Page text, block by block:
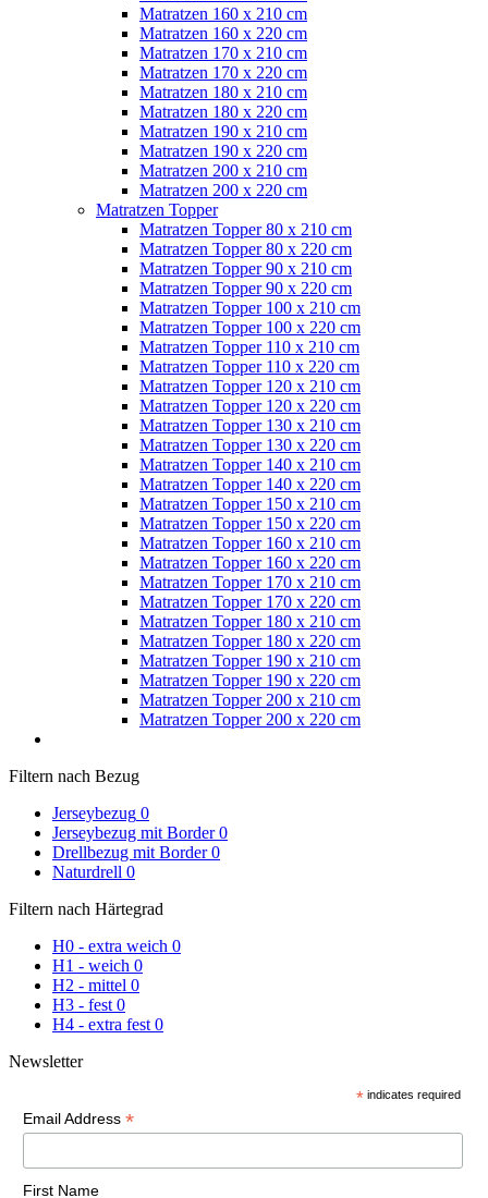
Matratzen 160 x 210 cm
Matratzen 160 x 220 cm
Matratzen 170 x 210 cm
Matratzen 170 x 220 cm
Matratzen 180 x 210 cm
Matratzen 180 x 220 cm
Matratzen 190 x 210 cm
Matratzen 190 x 220 cm
Matratzen 200 x 210 cm
Matratzen 200 x 220 cm
Matratzen Topper
Matratzen Topper 80 x 210 cm
Matratzen Topper 80 x 220 cm
Matratzen Topper 90 x 210 cm
Matratzen Topper 90 x 220 cm
Matratzen Topper 100 x 210 cm
Matratzen Topper 100 x 220 cm
Matratzen Topper 110 x 210 cm
Matratzen Topper 110 x 220 cm
Matratzen Topper 120 x 210 cm
Matratzen Topper 120 x 220 cm
Matratzen Topper 130 x 210 cm
Matratzen Topper 130 x 220 cm
Matratzen Topper 140 x 210 cm
Matratzen Topper 140 x 220 cm
Matratzen Topper 150 x 210 cm
Matratzen Topper 150 x 220 cm
Matratzen Topper 160 x 210 cm
Matratzen Topper 160 x 220 cm
Matratzen Topper 170 x 210 cm
Matratzen Topper 170 x 220 cm
Matratzen Topper 180 x 210 cm
Matratzen Topper 180 x 220 cm
Matratzen Topper 190 x 210 cm
Matratzen Topper 190 x 220 cm
Matratzen Topper 200 x 210 cm
Matratzen Topper 200 x 220 cm
Filtern nach Bezug
Jerseybezug 0
Jerseybezug mit Border 0
Drellbezug mit Border 0
Naturdrell 0
Filtern nach Härtegrad
H0 - extra weich 0
H1 - weich 0
H2 - mittel 0
H3 - fest 0
H4 - extra fest 0
Newsletter
* indicates required
Email Address *
First Name